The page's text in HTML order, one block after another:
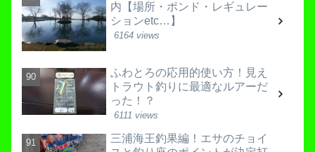
内【場所・ポンド・レギュレー
ションetc…】
6164 views
ふわとろの応用的使い方！見え
トラウト釣りに最適なルアーだ
った！？
6111 views
三浦海王釣果編！エサのチョイ